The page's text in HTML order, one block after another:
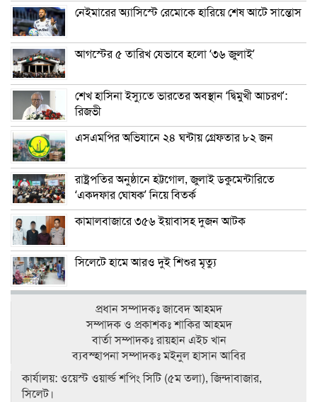
নেইমারের অ্যাসিস্টে রেমোকে হারিয়ে শেষ আটে সান্তোস
আগস্টের ৫ তারিখ যেভাবে হলো ‘৩৬ জুলাই’
শেখ হাসিনা ইস্যুতে ভারতের অবস্থান ‘দ্বিমুখী আচরণ’:
রিজভী
এসএমপির অভিযানে ২৪ ঘন্টায় গ্রেফতার ৮২ জন
রাষ্ট্রপতির অনুষ্ঠানে হট্টগোল, জুলাই ডকুমেন্টারিতে
‘একদফার ঘোষক’ নিয়ে বিতর্ক
কামালবাজারে ৩৫৬ ইয়াবাসহ দুজন আটক
সিলেটে হামে আরও দুই শিশুর মৃত্যু
প্রধান সম্পাদকঃ জাবেদ আহমদ
সম্পাদক ও প্রকাশকঃ শাকির আহমদ
বার্তা সম্পাদকঃ রায়হান এইচ খান
ব‍্যবস্হাপনা সম্পাদকঃ মইনুল হাসান আবির
কার্যালয়: ওয়েস্ট ওয়ার্ল্ড শপিং সিটি (৫ম তলা), জিন্দাবাজার,
সিলেট।